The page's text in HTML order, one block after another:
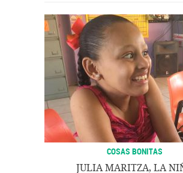
COSAS BONITAS
JULIA MARITZA, LA